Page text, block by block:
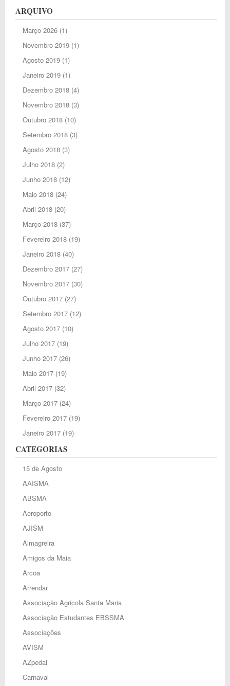
ARQUIVO
Março 2026(1)
Novembro 2019(1)
Agosto 2019(1)
Janeiro 2019(1)
Dezembro 2018(4)
Novembro 2018(3)
Outubro 2018(10)
Setembro 2018(3)
Agosto 2018(3)
Julho 2018(2)
Junho 2018(12)
Maio 2018(24)
Abril 2018(20)
Março 2018(37)
Fevereiro 2018(19)
Janeiro 2018(40)
Dezembro 2017(27)
Novembro 2017(30)
Outubro 2017(27)
Setembro 2017(12)
Agosto 2017(10)
Julho 2017(19)
Junho 2017(26)
Maio 2017(19)
Abril 2017(32)
Março 2017(24)
Fevereiro 2017(19)
Janeiro 2017(19)
CATEGORIAS
15 de Agosto
AAISMA
ABSMA
Aeroporto
AJISM
Almagreira
Amigos da Maia
Arcoa
Arrendar
Associação Agricola Santa Maria
Associação Estudantes EBSSMA
Associações
AVISM
AZpedal
Carnaval